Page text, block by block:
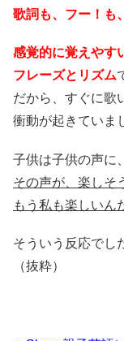
歌詞も、フー！も
感覚的に覚えやす
フレーズとリズム
だから、すぐに歌
衝動が起きていま
子供は子供の声に
その声が、楽しそ
もう私も楽しいん
そういう反応でし
（抜粋）